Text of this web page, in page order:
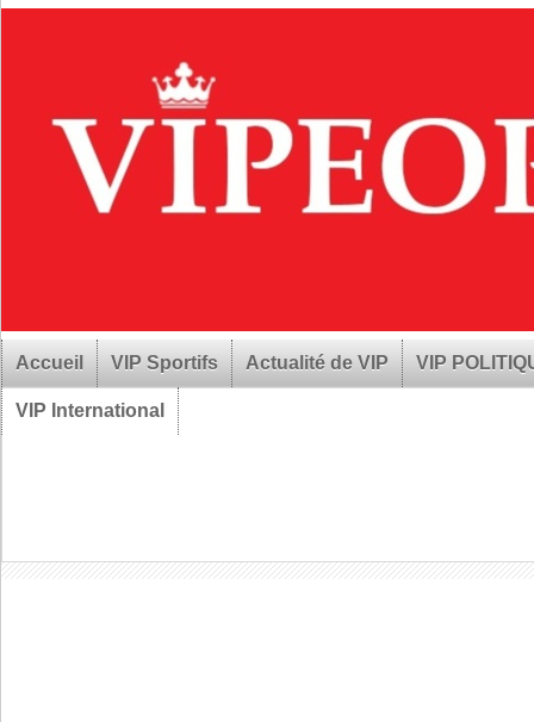
Accueil VIP Sportifs Actualité de VIP VIP
VIP International